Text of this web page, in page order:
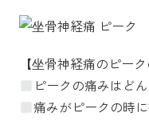
【坐骨神経痛のピー
ピークの痛みはど
痛みがピークの時